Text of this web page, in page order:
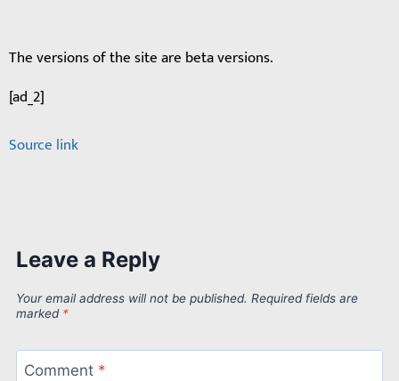
The versions of the site are beta versions.
[ad_2]
Source link
Leave a Reply
Your email address will not be published. Required fields are
marked *
Comment *